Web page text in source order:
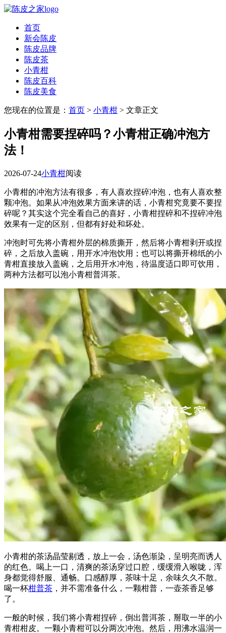
首页
新会陈皮
陈皮品牌
陈皮茶
小青柑
陈皮百科
陈皮美食
您现在的位置是： 首页 > 小青柑 > 文章正文
小青柑需要捏碎吗？小青柑正确冲泡方
法！
2026-07-24小青柑阅读
小青柑的冲泡方法有很多，有人喜欢捏碎冲泡，也有人喜欢整
颗冲泡。如果从冲泡效果方面来讲的话，小青柑究竟要不要捏
碎呢？其实这个完全看自己的喜好，小青柑捏碎和不捏碎冲泡
效果有一定的区别，但都有好处和坏处。
冲泡时可先将小青柑外层的棉质撕开，然后将小青柑剥开或捏
碎，之后放入盖碗，用开水冲泡饮用；也可以将撕开棉纸的小
青柑直接放入盖碗，之后用开水冲泡，待温度适口即可饮用，
两种方法都可以泡小青柑普洱茶。
小青柑的茶汤晶莹剔透，放上一会，汤色渐染，呈明亮而诱人
的红色。喝上一口，清爽的茶汤穿过口腔，缓缓滑入喉咙，浑
身都觉得舒服、通畅。口感醇厚，茶味十足，余味久久不散。
喝一杯柑普茶 ，并不需准备什么，一颗柑普，一壶茶香足够
了。
一般的时候，我们将小青柑捏碎，倒出普洱茶，掰取一半的小
青柑柑皮。一颗小青柑可以分两次冲泡。然后，用沸水温润一